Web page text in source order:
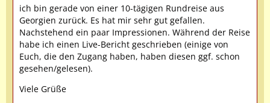
ich bin gerade von einer 10-tägigen Rundreise aus
Georgien zurück. Es hat mir sehr gut gefallen.
Nachstehend ein paar Impressionen. Während der Reise
habe ich einen Live-Bericht geschrieben (einige von
Euch, die den Zugang haben, haben diesen ggf. schon
gesehen/gelesen).
Viele Grüße